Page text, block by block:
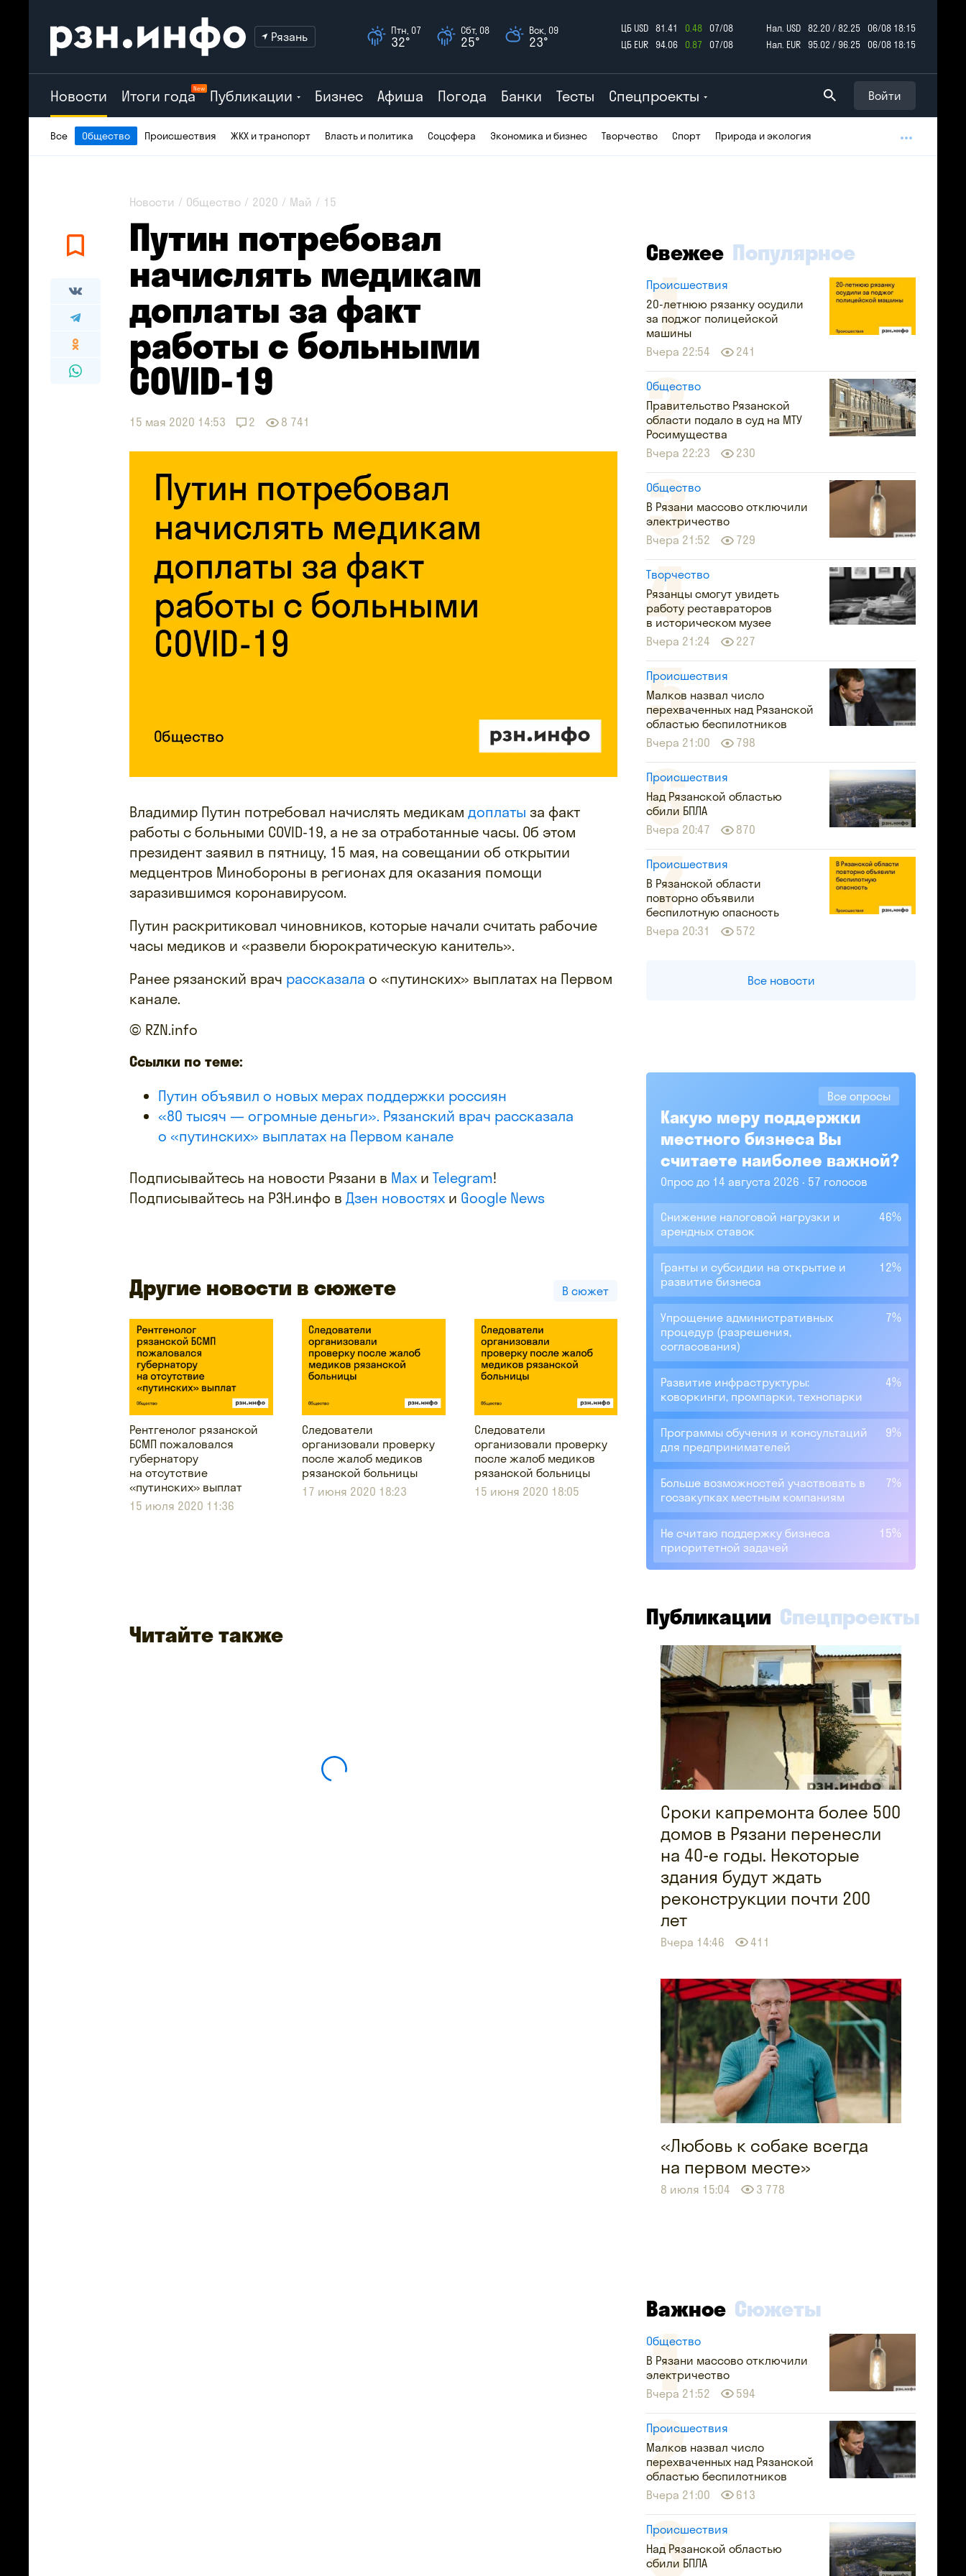
Рязань Птн, 07
32°
Сбт, 08
25°
Вск, 09
23°
ЦБ USD 81.41 0.48
07/08
ЦБ EUR
94.06 0.87 07/08
Нал. USD 82.20 / 82.25
06/08 18:15
Нал. EUR
95.02 / 96.25 06/08 18:15
Новости Итоги годаNew Публикации Бизнес Афиша Погода Банки Тесты Спецпроекты Войти
Все Общество Происшествия ЖКХ и транспорт Власть и политика Соцсфера Экономика и бизнес Творчество Спорт Природа и экология
Новости Общество 2020 Май 15
Путин потребовал
начислять медикам
доплаты за факт
работы с больными
COVID-19
15 мая 2020 14:53 2 8 741
Владимир Путин потребовал начислять медикам доплаты за факт
работы с больными COVID-19, а не за отработанные часы. Об этом
президент заявил в пятницу, 15 мая, на совещании об открытии
медцентров Минобороны в регионах для оказания помощи
заразившимся коронавирусом.
Путин раскритиковал чиновников, которые начали считать рабочие
часы медиков и «развели бюрократическую канитель».
Ранее рязанский врач рассказала о «путинских» выплатах на Первом
канале.
© RZN.info
Ссылки по теме:
Путин объявил о новых мерах поддержки россиян
«80 тысяч — огромные деньги». Рязанский врач рассказала
о «путинских» выплатах на Первом канале
Подписывайтесь на новости Рязани в Max и Telegram!
Подписывайтесь на РЗН.инфо в Дзен новостях и Google News
Другие новости в сюжете В сюжет
Рентгенолог рязанской
БСМП пожаловался
губернатору
на отсутствие
«путинских» выплат
15 июля 2020 11:36
Следователи
организовали проверку
после жалоб медиков
рязанской больницы
17 июня 2020 18:23
Следователи
организовали проверку
после жалоб медиков
рязанской больницы
15 июня 2020 18:05
Читайте также
Свежее Популярное
Происшествия
20-летнюю рязанку осудили
за поджог полицейской
машины
Вчера 22:54
241
Общество
Правительство Рязанской
области подало в суд на МТУ
Росимущества
Вчера 22:23
230
Общество
В Рязани массово отключили
электричество
Вчера 21:52
729
Творчество
Рязанцы смогут увидеть
работу реставраторов
в историческом музее
Вчера 21:24
227
Происшествия
Малков назвал число
перехваченных над Рязанской
областью беспилотников
Вчера 21:00
798
Происшествия
Над Рязанской областью
сбили БПЛА
Вчера 20:47
870
Происшествия
В Рязанской области
повторно объявили
беспилотную опасность
Вчера 20:31
572
Все новости
Все опросы
Какую меру поддержки
местного бизнеса Вы
считаете наиболее важной?
Опрос до 14 августа 2026 57 голосов
Снижение налоговой нагрузки и
арендных ставок
46%
Гранты и субсидии на открытие и
развитие бизнеса
12%
Упрощение административных
процедур (разрешения,
согласования)
7%
Развитие инфраструктуры:
коворкинги, промпарки, технопарки
4%
Программы обучения и консультаций
для предпринимателей
9%
Больше возможностей участвовать в
госзакупках местным компаниям
7%
Не считаю поддержку бизнеса
приоритетной задачей
15%
Публикации Спецпроекты
Сроки капремонта более 500
домов в Рязани перенесли
на 40-е годы. Некоторые
здания будут ждать
реконструкции почти 200
лет
Вчера 14:46 411
«Любовь к собаке всегда
на первом месте»
8 июля 15:04 3 778
Важное Сюжеты
Общество
В Рязани массово отключили
электричество
Вчера 21:52
594
Происшествия
Малков назвал число
перехваченных над Рязанской
областью беспилотников
Вчера 21:00
613
Происшествия
Над Рязанской областью
сбили БПЛА